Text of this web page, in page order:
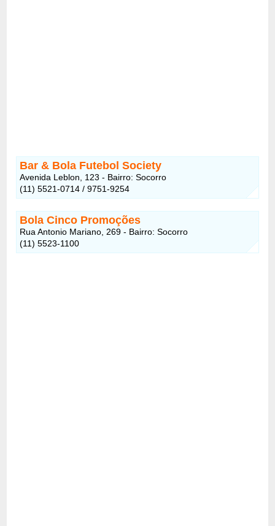
Bar & Bola Futebol Society
Avenida Leblon, 123 - Bairro: Socorro
(11) 5521-0714 / 9751-9254
Bola Cinco Promoções
Rua Antonio Mariano, 269 - Bairro: Socorro
(11) 5523-1100